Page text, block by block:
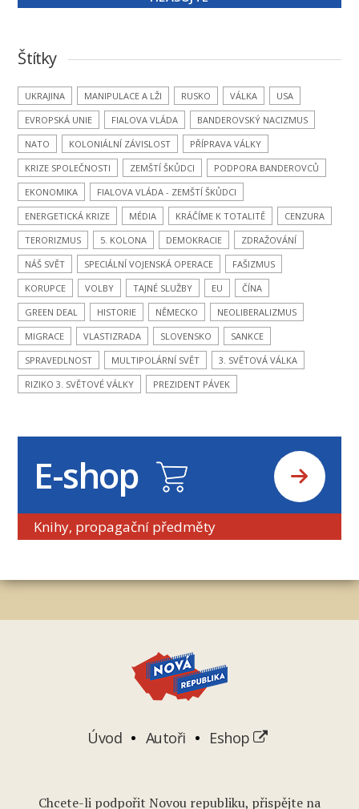
Štítky
UKRAJINA MANIPULACE A LŽI RUSKO VÁLKA
USA
EVROPSKÁ UNIE
FIALOVA VLÁDA
BANDEROVSKÝ NACIZMUS
NATO
KOLONIÁLNÍ ZÁVISLOST
PŘÍPRAVA VÁLKY
KRIZE SPOLEČNOSTI
ZEMŠTÍ ŠKŮDCI
PODPORA BANDEROVCŮ
EKONOMIKA
FIALOVA VLÁDA - ZEMŠTÍ ŠKŮDCI
ENERGETICKÁ KRIZE
MÉDIA KRÁČÍME K TOTALITĚ
CENZURA
TERORIZMUS
5. KOLONA DEMOKRACIE
ZDRAŽOVÁNÍ
NÁŠ SVĚT
SPECIÁLNÍ VOJENSKÁ OPERACE
FAŠIZMUS
KORUPCE
VOLBY TAJNÉ SLUŽBY EU
ČÍNA
GREEN DEAL
HISTORIE NĚMECKO
NEOLIBERALIZMUS
MIGRACE
VLASTIZRADA SLOVENSKO
SANKCE
SPRAVEDLNOST
MULTIPOLÁRNÍ SVĚT
3. SVĚTOVÁ VÁLKA
RIZIKO 3. SVĚTOVÉ VÁLKY
PREZIDENT PÁVEK
E-shop
Knihy, propagační předměty
Úvod Autoři Eshop
Chcete-li podpořit Novou republiku, přispějte na